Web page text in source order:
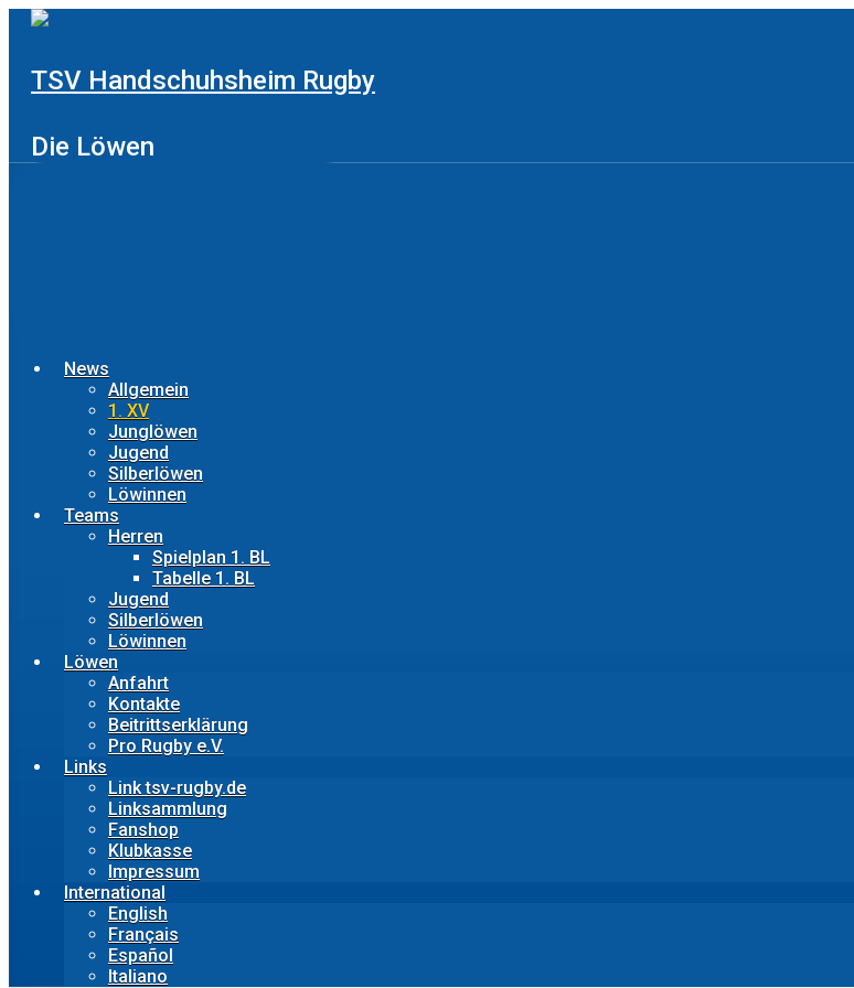
Zum
TSV Handschuhsheim Rugby
Die Löwen
News
Allgemein
1. XV
Junglöwen
Jugend
Silberlöwen
Löwinnen
Teams
Herren
Spielplan 1. BL
Tabelle 1. BL
Jugend
Silberlöwen
Löwinnen
Löwen
Anfahrt
Kontakte
Beitrittserklärung
Pro Rugby e.V.
Links
Link tsv-rugby.de
Linksammlung
Fanshop
Klubkasse
Impressum
International
English
Français
Español
Italiano